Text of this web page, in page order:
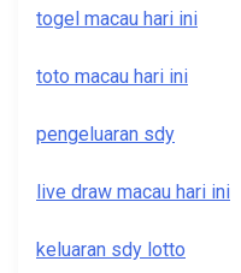
togel macau hari ini
toto macau hari ini
pengeluaran sdy
live draw macau hari ini
keluaran sdy lotto